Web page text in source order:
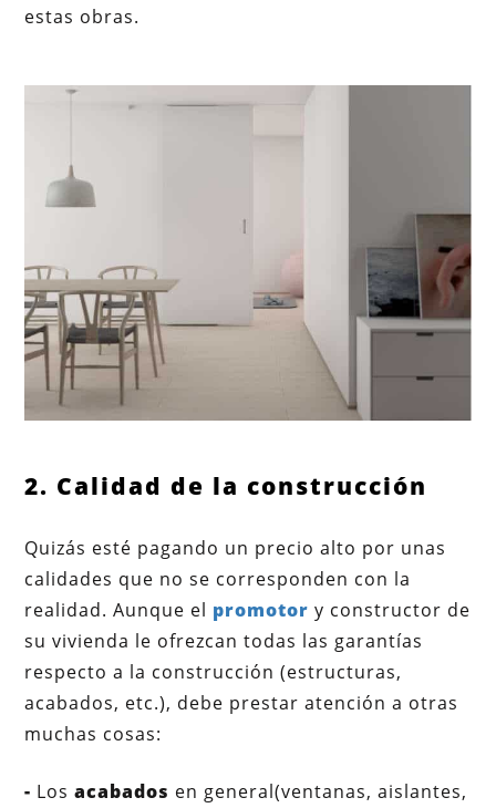
estas obras.
2. Calidad de la construcción
Quizás esté pagando un precio alto por unas
calidades que no se corresponden con la
realidad. Aunque el promotor y constructor de
su vivienda le ofrezcan todas las garantías
respecto a la construcción (estructuras,
acabados, etc.), debe prestar atención a otras
muchas cosas:
- Losacabados en general(ventanas, aislantes,